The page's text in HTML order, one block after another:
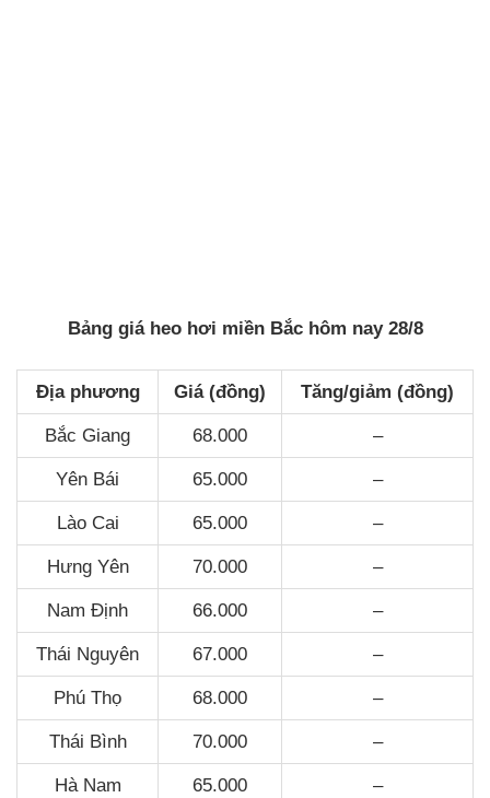
Bảng giá heo hơi miền Bắc hôm nay 28/8
Địa phương Giá (đồng) Tăng/giảm (đồng)
Bắc Giang 68.000 –
Yên Bái 65.000 –
Lào Cai 65.000 –
Hưng Yên 70.000 –
Nam Định 66.000 –
Thái Nguyên 67.000 –
Phú Thọ 68.000 –
Thái Bình 70.000 –
Hà Nam 65.000 –